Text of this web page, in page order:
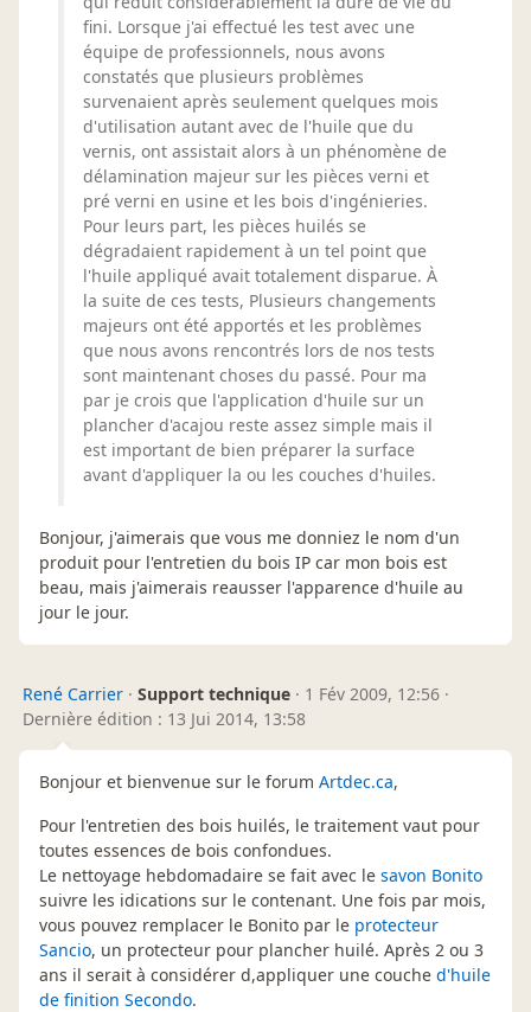
fini. Lorsque j'ai effectué les test avec une
équipe de professionnels, nous avons
constatés que plusieurs problèmes
survenaient après seulement quelques mois
d'utilisation autant avec de l'huile que du
vernis, ont assistait alors à un phénomène de
délamination majeur sur les pièces verni et
pré verni en usine et les bois d'ingénieries.
Pour leurs part, les pièces huilés se
dégradaient rapidement à un tel point que
l'huile appliqué avait totalement disparue. À
la suite de ces tests, Plusieurs changements
majeurs ont été apportés et les problèmes
que nous avons rencontrés lors de nos tests
sont maintenant choses du passé. Pour ma
par je crois que l'application d'huile sur un
plancher d'acajou reste assez simple mais il
est important de bien préparer la surface
avant d'appliquer la ou les couches d'huiles.
Bonjour, j'aimerais que vous me donniez le nom d'un
produit pour l'entretien du bois IP car mon bois est
beau, mais j'aimerais reausser l'apparence d'huile au
jour le jour.
René Carrier · Support technique · 1 Fév 2009, 12:56 ·
Dernière édition : 13 Jui 2014, 13:58
Bonjour et bienvenue sur le forum Artdec.ca,
Pour l'entretien des bois huilés, le traitement vaut pour
toutes essences de bois confondues.
Le nettoyage hebdomadaire se fait avec le savon Bonito
suivre les idications sur le contenant. Une fois par mois,
vous pouvez remplacer le Bonito par le protecteur
Sancio, un protecteur pour plancher huilé. Après 2 ou 3
ans il serait à considérer d,appliquer une couche d'huile
de finition Secondo.